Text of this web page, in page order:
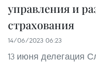
управления и
страхования
14/06/2023 06:23
13 июня делегация